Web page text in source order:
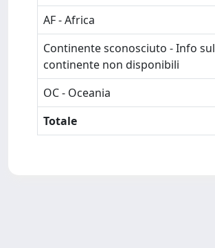
AF - Africa
Continente sconosciuto - Info sul
continente non disponibili
OC - Oceania
Totale